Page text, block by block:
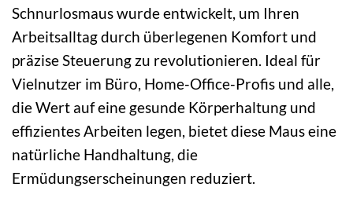
Schnurlosmaus wurde entwickelt, um Ihren
Arbeitsalltag durch überlegenen Komfort und
präzise Steuerung zu revolutionieren. Ideal für
Vielnutzer im Büro, Home-Office-Profis und alle,
die Wert auf eine gesunde Körperhaltung und
effizientes Arbeiten legen, bietet diese Maus eine
natürliche Handhaltung, die
Ermüdungserscheinungen reduziert.